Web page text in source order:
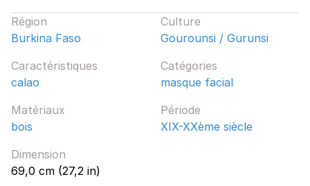
Région
Burkina Faso
Culture
Gourounsi / Gurunsi
Caractéristiques
calao
Catégories
masque facial
Matériaux
bois
Période
XIX-XXème siècle
Dimension
69,0 cm (27,2 in)